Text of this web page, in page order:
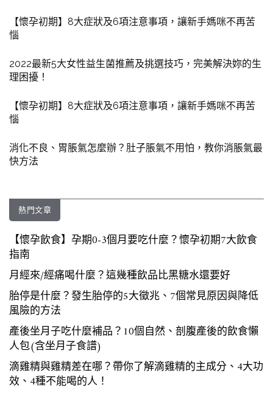
【懷孕初期】8大症狀及6項注意事項，讓新手媽咪不再苦
惱
2022最新5大女性益生菌推薦及挑選技巧，完美解決妳的生
理困擾！
【懷孕初期】8大症狀及6項注意事項，讓新手媽咪不再苦
惱
消化不良、胃脹氣怎麼辦？肚子脹氣不用怕，教你消脹氣最
快方法
熱門文章
【懷孕飲食】孕期0-3個月要吃什麼？懷孕初期7大飲食
指南
月經來/經痛喝什麼？這幾種飲品比黑糖水還要好
胎停是什麼？發生胎停的5大徵兆、7個常見原因與降低
風險的方法
產後坐月子吃什麼補品？10個自然、剖腹產後的飲食懶
人包(含坐月子食譜)
滴雞精與雞精差在哪？帶你了解滴雞精的主成分、4大功
效、4種不能喝的人！